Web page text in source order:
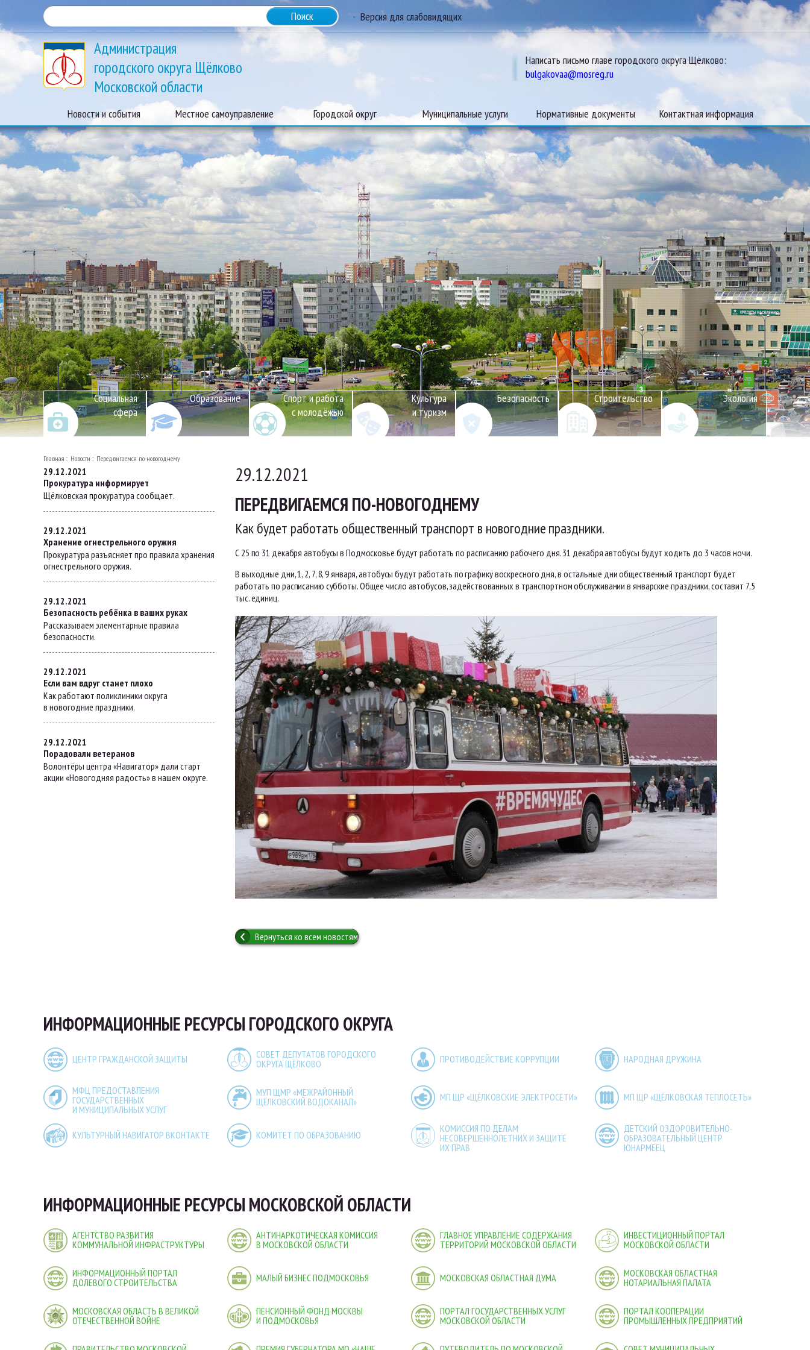
Версия для слабовидящих
Администрация
городского округа Щёлково
Московской области
Написать письмо главе городского округа Щёлково:
bulgakovaa@mosreg.ru
Новости и события Местное самоуправление Городской округ Муниципальные услуги Нормативные документы Контактная информация
Социальная
сфера
Образование
Спорт и работа
с молодёжью
Культура
и туризм
Безопасность Строительство Экология
Главная Новости Передвигаемся по-новогоднему
29.12.2021
Прокуратура информирует
Щёлковская прокуратура сообщает.
29.12.2021
Хранение огнестрельного оружия
Прокуратура разъясняет про правила хранения
огнестрельного оружия.
29.12.2021
Безопасность ребёнка в ваших руках
Рассказываем элементарные правила
безопасности.
29.12.2021
Если вам вдруг станет плохо
Как работают поликлиники округа
в новогодние праздники.
29.12.2021
Порадовали ветеранов
Волонтёры центра «Навигатор» дали старт
акции «Новогодняя радость» в нашем округе.
29.12.2021
ПЕРЕДВИГАЕМСЯ ПО-НОВОГОДНЕМУ
Как будет работать общественный транспорт в новогодние праздники.
С 25 по 31 декабря автобусы в Подмосковье будут работать по расписанию рабочего дня. 31 декабря автобусы будут ходить до 3 часов ночи.
В выходные дни, 1, 2, 7, 8, 9 января, автобусы будут работать по графику воскресного дня, в остальные дни общественный транспорт будет
работать по расписанию субботы. Общее число автобусов, задействованных в транспортном обслуживании в январские праздники, составит 7,5
тыс. единиц.
Вернуться ко всем новостям
ИНФОРМАЦИОННЫЕ РЕСУРСЫ ГОРОДСКОГО ОКРУГА
ЦЕНТР ГРАЖДАНСКОЙ ЗАЩИТЫ
СОВЕТ ДЕПУТАТОВ ГОРОДСКОГО
ОКРУГА ЩЁЛКОВО
ПРОТИВОДЕЙСТВИЕ КОРРУПЦИИ НАРОДНАЯ ДРУЖИНА
МФЦ ПРЕДОСТАВЛЕНИЯ
ГОСУДАРСТВЕННЫХ
И МУНИЦИПАЛЬНЫХ УСЛУГ
МУП ЩМР «МЕЖРАЙОННЫЙ
ЩЁЛКОВСКИЙ ВОДОКАНАЛ»
МП ЩР «ЩЁЛКОВСКИЕ ЭЛЕКТРОСЕТИ» МП ЩР «ЩЁЛКОВСКАЯ ТЕПЛОСЕТЬ»
КУЛЬТУРНЫЙ НАВИГАТОР ВКОНТАКТЕ КОМИТЕТ ПО ОБРАЗОВАНИЮ
КОМИССИЯ ПО ДЕЛАМ
НЕСОВЕРШЕННОЛЕТНИХ И ЗАЩИТЕ
ИХ ПРАВ
ДЕТСКИЙ ОЗДОРОВИТЕЛЬНО-
ОБРАЗОВАТЕЛЬНЫЙ ЦЕНТР
ЮНАРМЕЕЦ
ИНФОРМАЦИОННЫЕ РЕСУРСЫ МОСКОВСКОЙ ОБЛАСТИ
АГЕНТСТВО РАЗВИТИЯ
КОММУНАЛЬНОЙ ИНФРАСТРУКТУРЫ
АНТИНАРКОТИЧЕСКАЯ КОМИССИЯ
В МОСКОВСКОЙ ОБЛАСТИ
ГЛАВНОЕ УПРАВЛЕНИЕ СОДЕРЖАНИЯ
ТЕРРИТОРИЙ МОСКОВСКОЙ ОБЛАСТИ
ИНВЕСТИЦИОННЫЙ ПОРТАЛ
МОСКОВСКОЙ ОБЛАСТИ
ИНФОРМАЦИОННЫЙ ПОРТАЛ
ДОЛЕВОГО СТРОИТЕЛЬСТВА
МАЛЫЙ БИЗНЕС ПОДМОСКОВЬЯ МОСКОВСКАЯ ОБЛАСТНАЯ ДУМА
МОСКОВСКАЯ ОБЛАСТНАЯ
НОТАРИАЛЬНАЯ ПАЛАТА
МОСКОВСКАЯ ОБЛАСТЬ В ВЕЛИКОЙ
ОТЕЧЕСТВЕННОЙ ВОЙНЕ
ПЕНСИОННЫЙ ФОНД МОСКВЫ
И ПОДМОСКОВЬЯ
ПОРТАЛ ГОСУДАРСТВЕННЫХ УСЛУГ
МОСКОВСКОЙ ОБЛАСТИ
ПОРТАЛ КООПЕРАЦИИ
ПРОМЫШЛЕННЫХ ПРЕДПРИЯТИЙ